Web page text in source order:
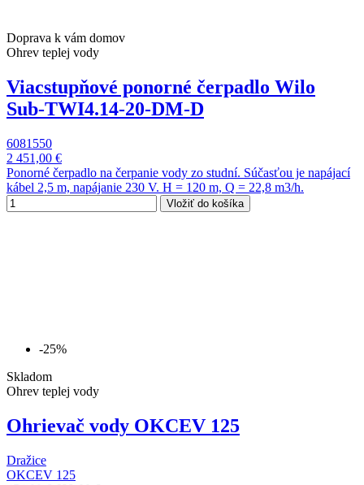
Doprava k vám domov
Ohrev teplej vody
Viacstupňové ponorné čerpadlo Wilo
Sub-TWI4.14-20-DM-D
6081550
2 451,00 €
Ponorné čerpadlo na čerpanie vody zo studní. Súčasťou je napájací
kábel 2,5 m, napájanie 230 V. H = 120 m, Q = 22,8 m3/h.
Vložiť do košíka
-25%
Skladom
Ohrev teplej vody
Ohrievač vody OKCEV 125
Dražice
OKCEV 125